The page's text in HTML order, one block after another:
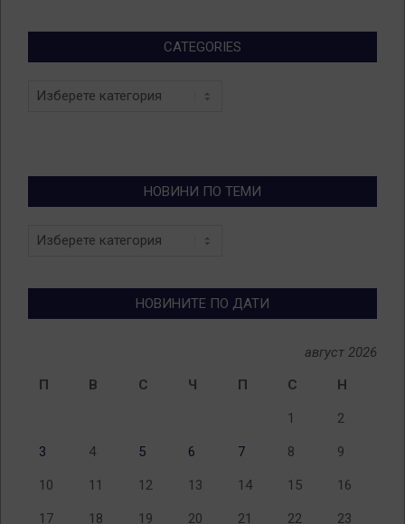
CATEGORIES
Categories
НОВИНИ ПО ТЕМИ
Новини
НОВИНИТЕ ПО ДАТИ
август 2026
П
В С Ч П С Н
1 2
3 4 5 6 7 8 9
10 11 12 13 14 15 16
17 18 19 20 21 22 23